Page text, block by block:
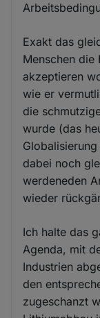
Exakt das
Menschen die
akzeptieren
wie er
die
wurde (das
dabei noch
werdeneden
wieder
Ich halte das
Agenda, mit
Industrien
den
zugeschanzt